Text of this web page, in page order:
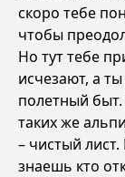
скоро тебе
чтобы
Но тут тебе
исчезают, а
полетный
таких же
– чистый
знаешь кто